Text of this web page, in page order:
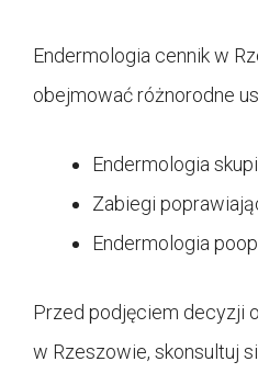
Endermologia cennik w
obejmować różnorodne
Endermologia
Zabiegi
Endermologia
Przed podjęciem decyzji
w Rzeszowie, skonsultuj